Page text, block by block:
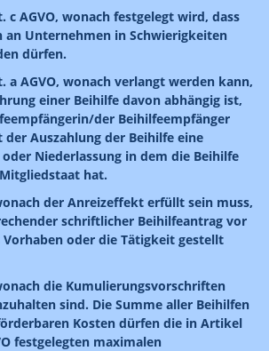
c AGVO, wonach festgelegt wird, dass
an Unternehmen in Schwierigkeiten
dürfen.
a AGVO, wonach verlangt werden kann,
einer Beihilfe davon abhängig ist,
der Beihilfeempfänger
Auszahlung der Beihilfe eine
Niederlassung in dem die Beihilfe
hat.
der Anreizeffekt erfüllt sein muss,
schriftlicher Beihilfeantrag vor
Vorhaben oder die Tätigkeit gestellt
die Kumulierungsvorschriften
sind. Die Summe aller Beihilfen
Kosten dürfen die in Artikel
festgelegten maximalen